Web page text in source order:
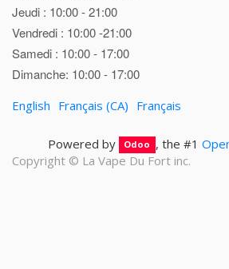
Jeudi : 10:00 - 21:00
Vendredi : 10:00 -21:00
Samedi : 10:00 - 17:00
Dimanche: 10:00 - 17:00
English Français (CA) Français
Powered by Odoo , the #1
Copyright © La Vape Du Fort inc.